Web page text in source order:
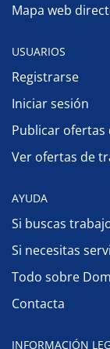
Mapa web
USUARIOS
Registrarse
Iniciar sesión
Publicar ofertas
Ver ofertas de
AYUDA
Si buscas
Si necesitas
Todo sobre
Contacta
INFORMACIÓN